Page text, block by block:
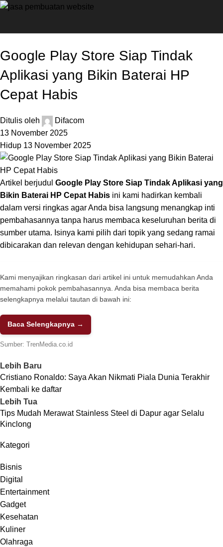
Kategori
Bisnis
Digital
Entertainment
Gadget
Kesehatan
Kuliner
Olahraga
Google Play Store Siap Tindak
Aplikasi yang Bikin Baterai HP
Cepat Habis
Ditulis oleh
Difacom
13 November 2025
Hidup 13 November 2025
Artikel berjudul Google Play Store Siap Tindak Aplikasi yang
Bikin Baterai HP Cepat Habis ini kami hadirkan kembali
dalam versi ringkas agar Anda bisa langsung menangkap inti
pembahasannya tanpa harus membaca keseluruhan berita di
sumber utama. Isinya kami pilih dari topik yang sedang ramai
dibicarakan dan relevan dengan kehidupan sehari-hari.
Kami menyajikan ringkasan dari artikel ini untuk memudahkan Anda
memahami pokok pembahasannya. Anda bisa membaca berita
selengkapnya melalui tautan di bawah ini:
Baca Selengkapnya →
Sumber: TrenMedia.co.id
Lebih Baru
Cristiano Ronaldo: Saya Akan Nikmati Piala Dunia Terakhir
Kembali ke daftar
Lebih Tua
Tips Mudah Merawat Stainless Steel di Dapur agar Selalu
Kinclong